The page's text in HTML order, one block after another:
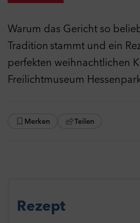
Warum das Gericht so
Tradition stammt und ein
perfekten weihnachtlichen
Freilichtmuseum
Merken Teilen
Rezept